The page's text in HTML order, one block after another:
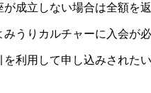
成立しない場合は全額を
うりカルチャーに入会が
利用して申し込みされた